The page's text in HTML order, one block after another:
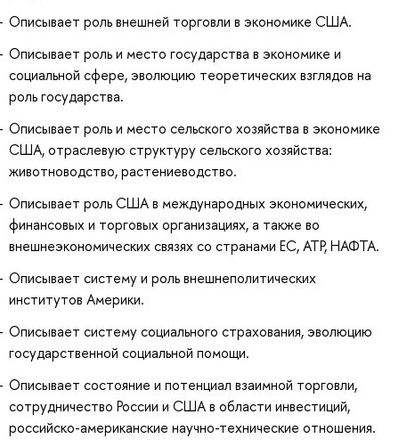
Описывает роль внешней торговли в экономике США.
Описывает роль и место государства в экономике и
социальной сфере, эволюцию теоретических взглядов на
роль государства.
Описывает роль и место сельского хозяйства в экономике
США, отраслевую структуру сельского хозяйства:
животноводство, растениеводство.
Описывает роль США в международных экономических,
финансовых и торговых организациях, а также во
внешнеэкономических связях со странами ЕС, АТР, НАФТА.
Описывает систему и роль внешнеполитических
институтов Америки.
Описывает систему социального страхования, эволюцию
государственной социальной помощи.
Описывает состояние и потенциал взаимной торговли,
сотрудничество России и США в области инвестиций,
российско-американские научно-технические отношения.